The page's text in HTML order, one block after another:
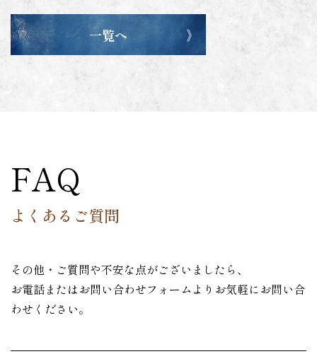
一覧へ
FAQ
よくあるご質問
その他・ご質問や不安な点がございましたら、
お電話またはお問い合わせフォームよりお気軽にお問い合
わせください。